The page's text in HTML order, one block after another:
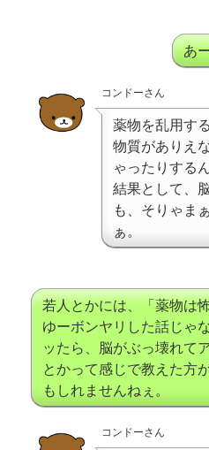
あ
コンドーさん
薬物を乱用す
物質がありえ
ゃったりする
結果として、
も、そりゃま
ぁ。
若人とかには、「薬物は
ゆーボンヤリした話じゃ
ッたら、脳がぶっ壊れて
とかって感じで教えた方
もしれませんねぇ。
コンドーさん